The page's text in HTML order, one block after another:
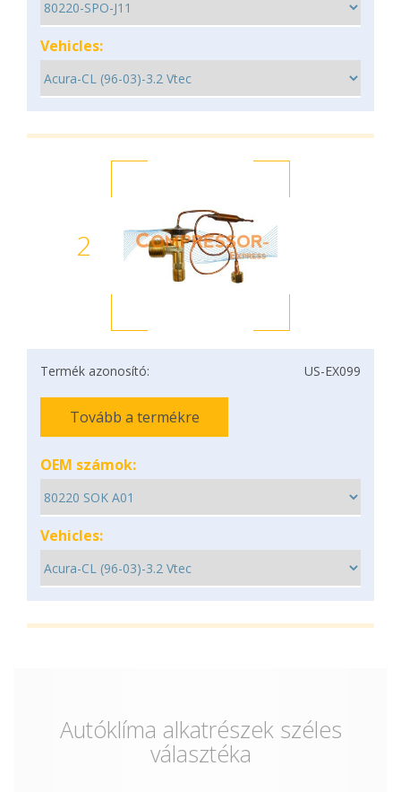
Vehicles:
2
Termék azonosító: US-EX099
Tovább a termékre
OEM számok:
Vehicles:
Autóklíma alkatrészek széles
választéka